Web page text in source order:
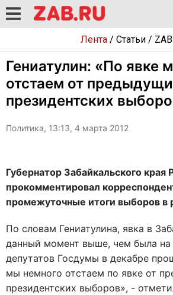
Лента/ Статьи/
Гениатулин: «По явке
отстаем от
президентских
Политика, 13:13, 4 марта 2012
Губернатор Забайкальского края
прокомментировал
промежуточные итоги выборов в
По словам Гениатулина, явка в
данный момент выше, чем была на
депутатов Госдумы в декабре
мы немного отстаем по явке от
президентских выборов», -